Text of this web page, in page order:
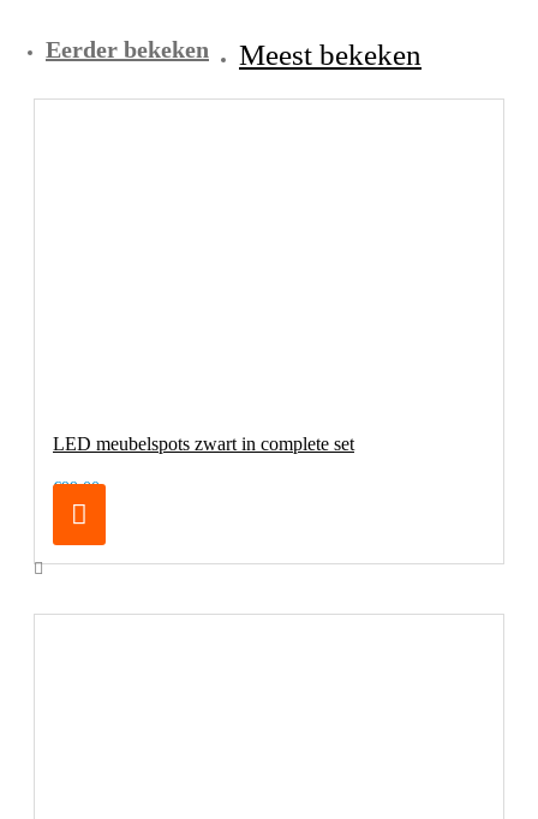
Eerder bekeken Meest bekeken
LED meubelspots zwart in complete set
€99,00